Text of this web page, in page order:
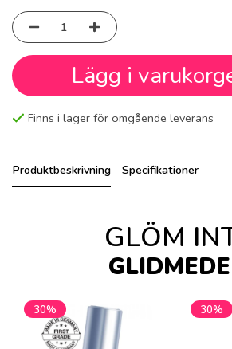
Lägg i
Finns i lager för omgående leverans
Produktbeskrivning Specifikationer
GLÖM
30% 30%